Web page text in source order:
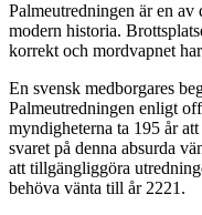
Palmeutredningen är en av
modern historia.
korrekt och mordvapnet
En svensk medborgares
Palmeutredningen enligt
myndigheterna ta 195 år
svaret på denna absurda
att tillgängliggöra
behöva vänta till år 2221.